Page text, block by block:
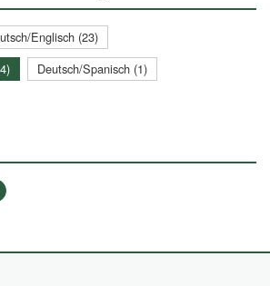
Englisch (23)
Deutsch/Spanisch (1)